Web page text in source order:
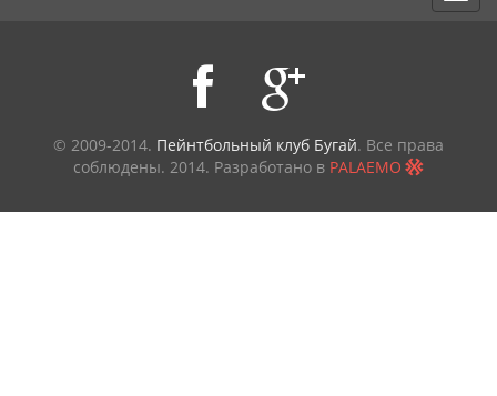
© 2009-2014. Пейнтбольный клуб Бугай. Все права
соблюдены. 2014. Разработано в PALAEMO